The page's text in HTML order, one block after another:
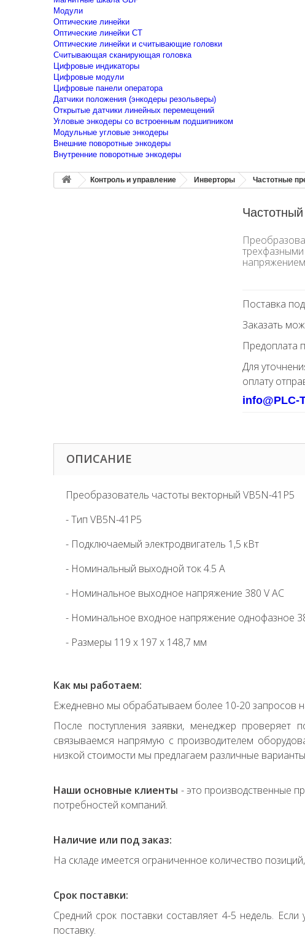
Модули
Оптические линейки
Оптические линейки CT
Оптические линейки и считывающие головки
Считывающая сканирующая головка
Цифровые индикаторы
Цифровые модули
Цифровые панели оператора
Датчики положения (энкодеры резольверы)
Открытые датчики линейных перемещений
Угловые энкодеры со встроенным подшипником
Модульные угловые энкодеры
Внешние поворотные энкодеры
Внутренние поворотные энкодеры
Контроль и управление Инверторы Частотные
Поставка
Заказать
Предоплата
Для
оплату
info@PLC-
ОПИСАНИЕ
Преобразователь частоты векторный VB5N-41P5
- Тип VB5N-41P5
- Подключаемый электродвигатель 1,5 кВт
- Номинальный выходной ток 4.5 А
- Номинальное выходное напряжение 380 V AC
- Номинальное входное напряжение однофазное
- Размеры 119 x 197 x 148,7 мм
Как мы работаем:
Ежедневно мы обрабатываем более 10-20 запросов
После поступления заявки, менеджер
связываемся напрямую с производителем
низкой стоимости мы предлагаем различные
Наши основные клиенты - это производственные
потребностей компаний.
Наличие или под заказ:
На складе имеется ограниченное количество
Срок поставки:
Средний срок поставки составляет 4-5 недель.
поставку.